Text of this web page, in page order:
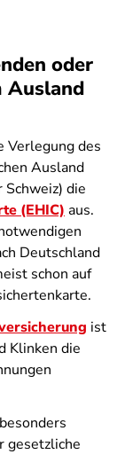
oder
Ausland
Verlegung des
Ausland
die
(EHIC) aus.
Deutschland
schon auf
ist
Klinken die
gesetzliche